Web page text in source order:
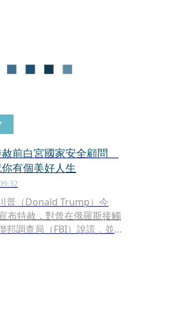
大」傳統觀念的徹底顛覆。
前白宮國家安全顧問
有個美好人生
普（Donald Trump）今
布特赦，對曾在俄羅斯接觸
邦調查局（FBI）說謊，並於